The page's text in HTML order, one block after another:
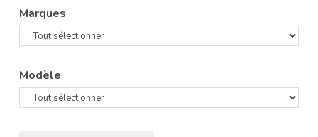
Marques
Modèle